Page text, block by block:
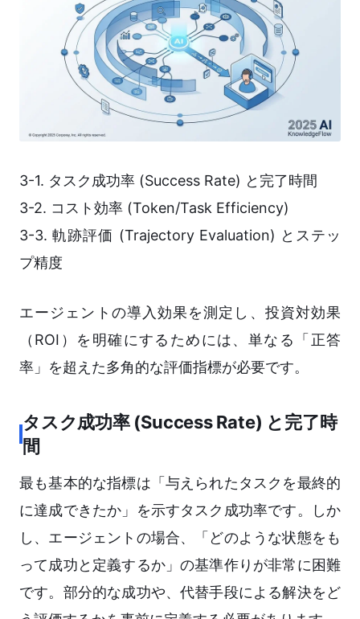
3-1. タスク成功率 (Success Rate) と完了時間
3-2. コスト効率 (Token/Task Efficiency)
3-3. 軌跡評価 (Trajectory Evaluation) とステッ
プ精度
エージェントの導入効果を測定し、投資対効果
（ROI）を明確にするためには、単なる「正答
率」を超えた多角的な評価指標が必要です。
タスク成功率 (Success Rate) と完了時
間
最も基本的な指標は「与えられたタスクを最終的
に達成できたか」を示すタスク成功率です。しか
し、エージェントの場合、「どのような状態をも
って成功と定義するか」の基準作りが非常に困難
です。部分的な成功や、代替手段による解決をど